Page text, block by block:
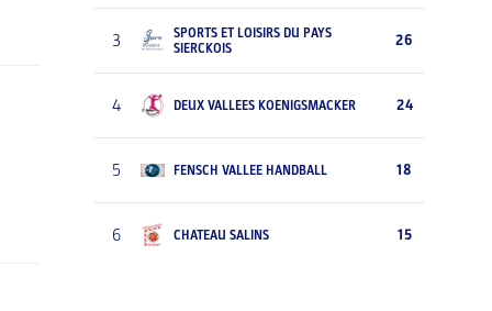
3
SPORTS ET LOISIRS DU PAYS
SIERCKOIS
26
4 DEUX VALLEES KOENIGSMACKER 24
5 FENSCH VALLEE HANDBALL 18
6 CHATEAU SALINS 15